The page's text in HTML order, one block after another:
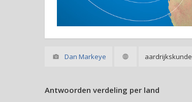
Dan Markeye aardrijkskunde
Antwoorden verdeling per land